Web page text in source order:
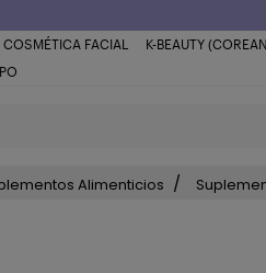
COSMÉTICA FACIAL K-BEAUTY
Alimenticios